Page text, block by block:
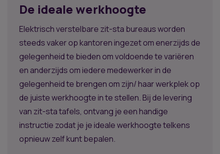
De ideale werkhoogte
Elektrisch verstelbare zit-sta bureaus worden
steeds vaker op kantoren ingezet om enerzijds de
gelegenheid te bieden om voldoende te variëren
en anderzijds om iedere medewerker in de
gelegenheid te brengen om zijn/ haar werkplek op
de juiste werkhoogte in te stellen. Bij de levering
van zit-sta tafels, ontvang je een handige
instructie zodat je je ideale werkhoogte telkens
opnieuw zelf kunt bepalen.